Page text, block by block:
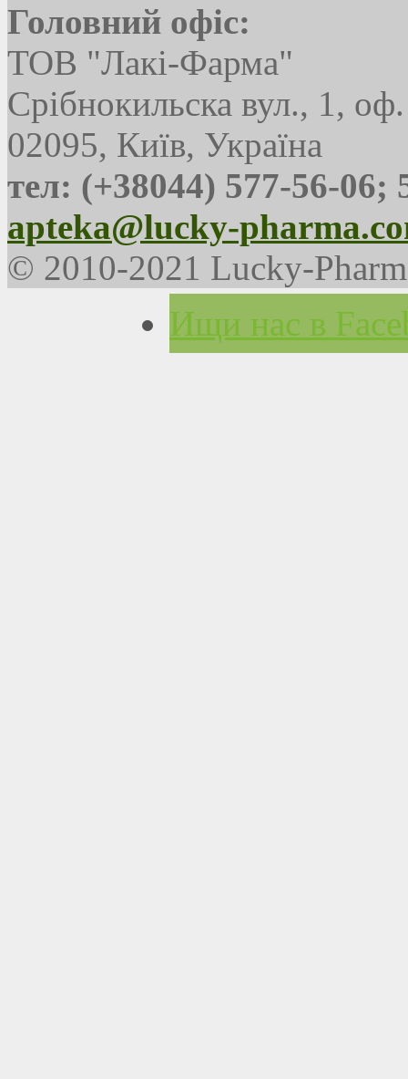
Головний офіс:
ТОВ "Лакі-Фарма"
Срібнокильска вул., 1,
02095, Київ, Україна
тел: (+38044) 577-56-06;
apteka@lucky-
© 2010-2021 Lucky-
Ищи нас в